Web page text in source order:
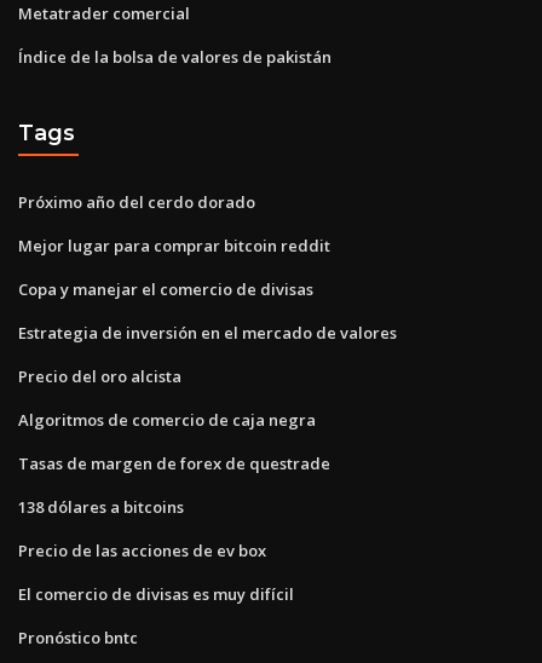
Metatrader comercial
Índice de la bolsa de valores de pakistán
Tags
Próximo año del cerdo dorado
Mejor lugar para comprar bitcoin reddit
Copa y manejar el comercio de divisas
Estrategia de inversión en el mercado de valores
Precio del oro alcista
Algoritmos de comercio de caja negra
Tasas de margen de forex de questrade
138 dólares a bitcoins
Precio de las acciones de ev box
El comercio de divisas es muy difícil
Pronóstico bntc